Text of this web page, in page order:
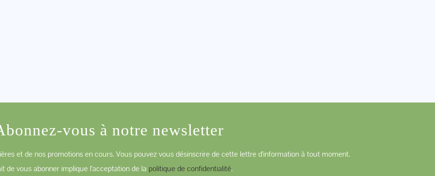
vous à notre newsletter
et de nos promotions en cours. Vous pouvez vous désinscrire de cette lettre d'information à tout moment.
de vous abonner implique l'acceptation de la politique de confidentialité.